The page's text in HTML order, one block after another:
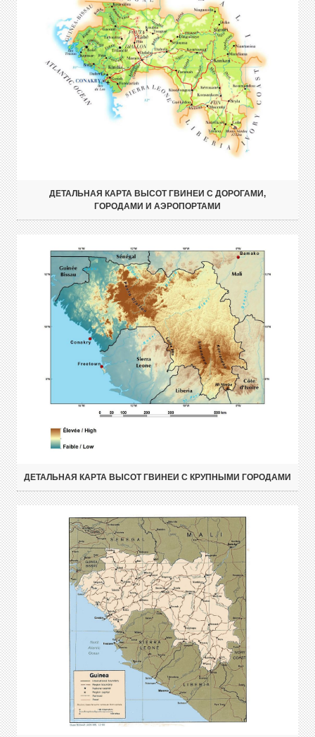
ДЕТАЛЬНАЯ КАРТА ВЫСОТ ГВИНЕИ С ДОРОГАМИ,
ГОРОДАМИ И АЭРОПОРТАМИ
ДЕТАЛЬНАЯ КАРТА ВЫСОТ ГВИНЕИ С КРУПНЫМИ ГОРОДАМИ